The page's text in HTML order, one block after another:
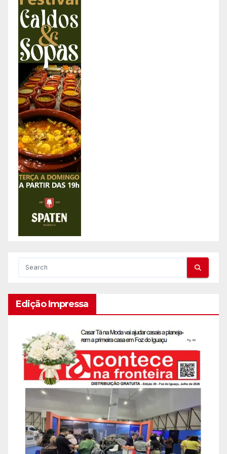
Edição Impressa